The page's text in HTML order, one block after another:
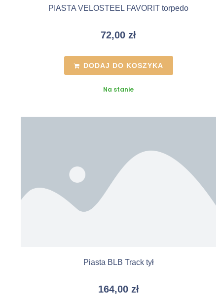
PIASTA VELOSTEEL FAVORIT torpedo
72,00 zł
DODAJ DO KOSZYKA
Na stanie
Piasta BLB Track tył
164,00 zł